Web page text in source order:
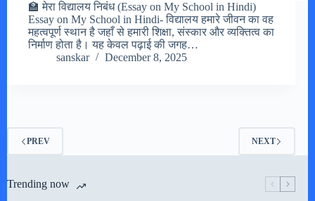
🏫 मेरा विद्यालय निबंध (Essay on My School in Hindi)
Essay on My School in Hindi- विद्यालय हमारे जीवन का वह
महत्वपूर्ण स्थान है जहाँ से हमारी शिक्षा, संस्कार और व्यक्तित्व का
निर्माण होता है। यह केवल पढ़ाई की जगह…
sanskar
December 8, 2025
PREV NEXT
Trending now